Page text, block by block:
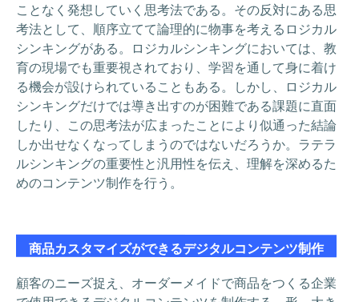
ことなく発想していく思考法である。その反対にある思
考法として、順序立てて論理的に物事を考えるロジカル
シンキングがある。ロジカルシンキングにおいては、教
育の現場でも重要視されており、学習を通して身に着け
る機会が設けられていることもある。しかし、ロジカル
シンキングだけでは導き出すのが困難である課題に直面
したり、この思考法が広まったことにより似通った結論
しか出せなくなってしまうのではないだろうか。ラテラ
ルシンキングの重要性と汎用性を伝え、理解を深めるた
めのコンテンツ制作を行う。
商品カスタマイズができるデジタルコンテンツ制作
顧客のニーズ捉え、オーダーメイドで商品をつくる企業